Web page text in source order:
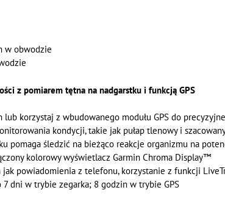
w obwodzie
z pomiarem tętna na nadgarstku i funkcją GPS
lub korzystaj z wbudowanego modułu GPS do
kondycji, takie jak pułap tlenowy i
pomaga śledzić na bieżąco reakcje organizmu na
kolorowy wyświetlacz Garmin Chroma Display™
powiadomienia z telefonu, korzystanie z funkcji
7 dni w trybie zegarka; 8 godzin w trybie GPS